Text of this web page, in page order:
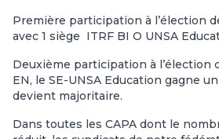
Première participation à l’élection
avec 1 siège ITRF BI O UNSA
Deuxième participation à l’élection
EN, le SE-UNSA Education gagne
devient majoritaire.
Dans toutes les CAPA dont le